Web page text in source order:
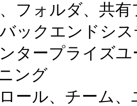
フォルダ、共有
ックエンドシ
タープライズユ
ング
ール、チーム、